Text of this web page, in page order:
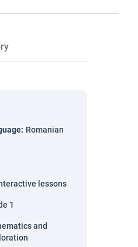
: Romanian
lessons
1
and